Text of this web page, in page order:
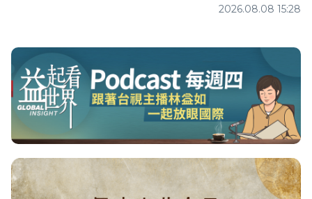
2026.08.08 15:28